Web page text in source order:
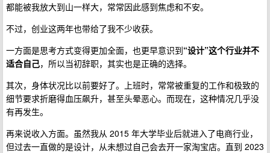
都能被我放大到山一样大，常常因此感到焦虑和不安。
不过，创业这两年也带给了我不少收获。
一方面是思考方式变得更加全面，也更早意识到“设计”这个行业并不
适合自己，所以当初辞职，其实也是正确的选择。
其次，身体状况比以前要好了。上班时，常常被重复的工作和极致的
细节要求折磨得血压飙升，甚至头晕恶心。而现在，这种情况几乎没
有再发生。
再来说收入方面。虽然我从 2015 年大学毕业后就进入了电商行业，
但过去一直做的是设计，从未想过自己会去开一家淘宝店。直到 2023